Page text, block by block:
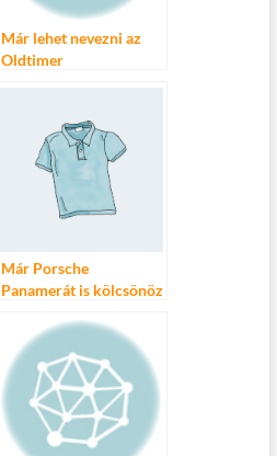
Már lehet nevezni az
Oldtimer
Már Porsche
Panamerát is kölcsönöz